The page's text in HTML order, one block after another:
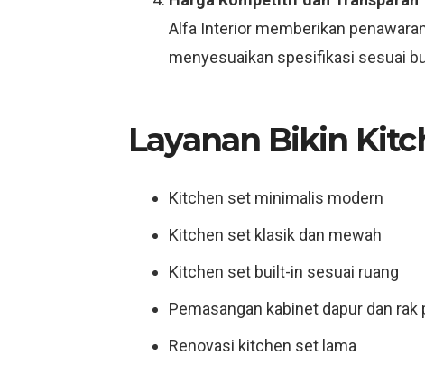
Alfa Interior memberikan
menyesuaikan spesifikasi sesuai
Layanan Bikin
Kitchen set minimalis modern
Kitchen set klasik dan mewah
Kitchen set built-in sesuai ruang
Pemasangan kabinet dapur dan rak
Renovasi kitchen set lama